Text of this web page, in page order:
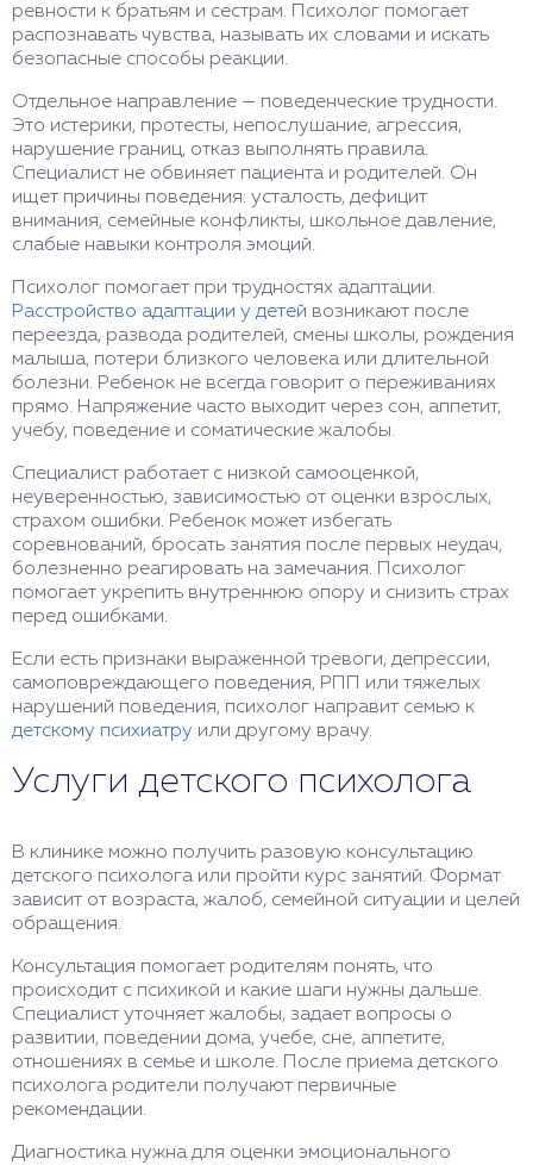
ревности к братьям и сестрам. Психолог помогает
распознавать чувства, называть их словами и искать
безопасные способы реакции.
Отдельное направление — поведенческие трудности.
Это истерики, протесты, непослушание, агрессия,
нарушение границ, отказ выполнять правила.
Специалист не обвиняет пациента и родителей. Он
ищет причины поведения: усталость, дефицит
внимания, семейные конфликты, школьное давление,
слабые навыки контроля эмоций.
Психолог помогает при трудностях адаптации.
Расстройство адаптации у детей возникают после
переезда, развода родителей, смены школы, рождения
малыша, потери близкого человека или длительной
болезни. Ребенок не всегда говорит о переживаниях
прямо. Напряжение часто выходит через сон, аппетит,
учебу, поведение и соматические жалобы.
Специалист работает с низкой самооценкой,
неуверенностью, зависимостью от оценки взрослых,
страхом ошибки. Ребенок может избегать
соревнований, бросать занятия после первых неудач,
болезненно реагировать на замечания. Психолог
помогает укрепить внутреннюю опору и снизить страх
перед ошибками.
Если есть признаки выраженной тревоги, депрессии,
самоповреждающего поведения, РПП или тяжелых
нарушений поведения, психолог направит семью к
детскому психиатру или другому врачу.
Услуги детского психолога
В клинике можно получить разовую консультацию
детского психолога или пройти курс занятий. Формат
зависит от возраста, жалоб, семейной ситуации и целей
обращения.
Консультация помогает родителям понять, что
происходит с психикой и какие шаги нужны дальше.
Специалист уточняет жалобы, задает вопросы о
развитии, поведении дома, учебе, сне, аппетите,
отношениях в семье и школе. После приема детского
психолога родители получают первичные
рекомендации.
Диагностика нужна для оценки эмоционального